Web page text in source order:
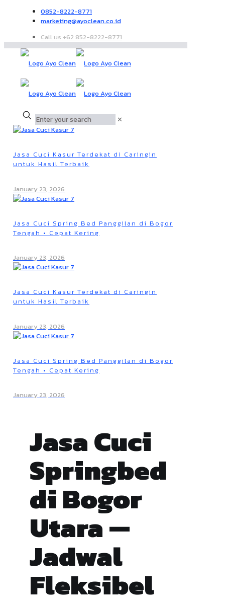
0852-8222-8771
marketing@ayoclean.co.id
Call us +62 852-8222-8771
✕
Jasa Cuci Kasur Terdekat di Caringin
untuk Hasil Terbaik
January 23, 2026
Jasa Cuci Spring Bed Panggilan di Bogor
Tengah • Cepat Kering
January 23, 2026
Jasa Cuci Kasur Terdekat di Caringin
untuk Hasil Terbaik
January 23, 2026
Jasa Cuci Spring Bed Panggilan di Bogor
Tengah • Cepat Kering
January 23, 2026
Jasa Cuci
Springbed
di Bogor
Utara —
Jadwal
Fleksibel